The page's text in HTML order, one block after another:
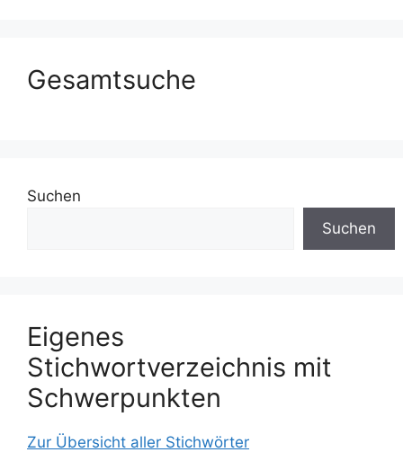
Gesamtsuche
Suchen
Suchen
Eigenes
Stichwortverzeichnis mit
Schwerpunkten
Zur Übersicht aller Stichwörter